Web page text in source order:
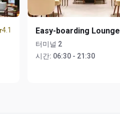
4.1 Easy-boarding Lounge
터미널 2
시간: 06:30 - 21:30